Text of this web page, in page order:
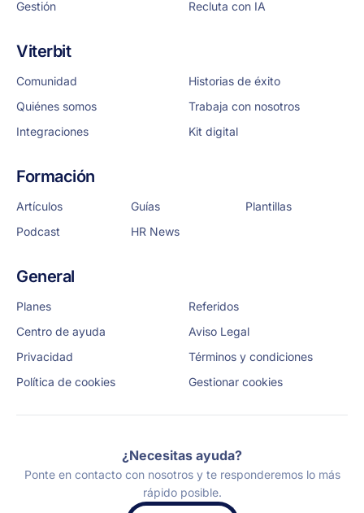
Gestión
Recluta con IA
Viterbit
Comunidad
Historias de éxito
Quiénes somos
Trabaja con nosotros
Integraciones
Kit digital
Formación
Artículos Guías
Plantillas
Podcast
HR News
General
Planes
Referidos
Centro de ayuda
Aviso Legal
Privacidad
Términos y condiciones
Política de cookies
Gestionar cookies
¿Necesitas ayuda?
Ponte en contacto con nosotros y te responderemos lo más
rápido posible.
Solicita